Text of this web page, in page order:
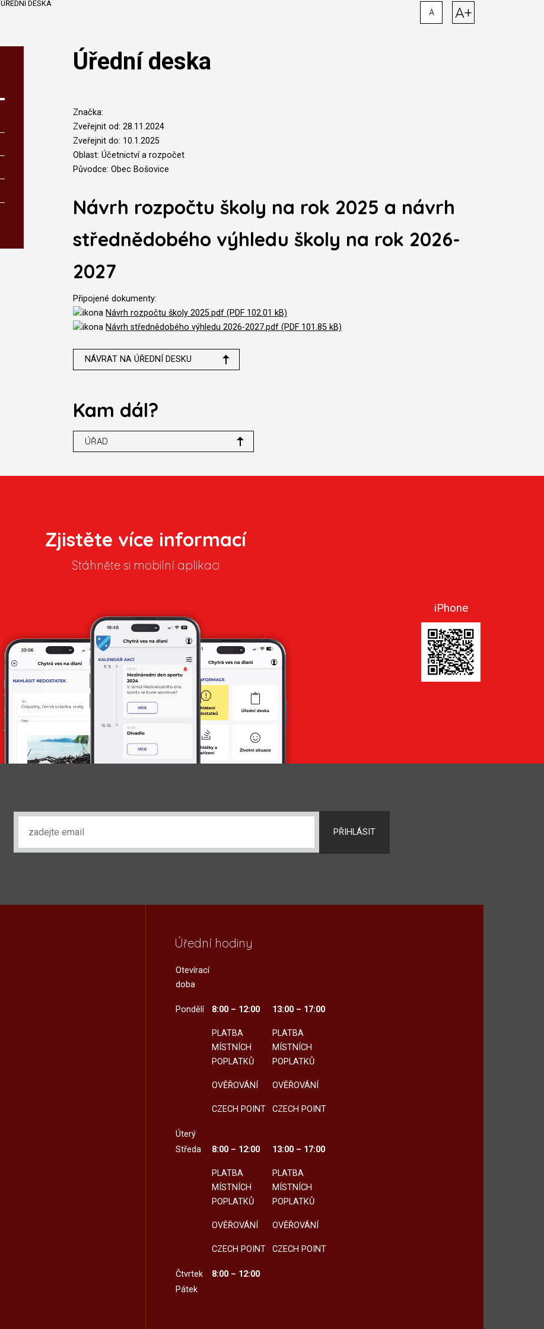
ÚŘEDNÍ DESKA
A A+
Úřední deska
Značka:
Zveřejnit od: 28.11.2024
Zveřejnit do: 10.1.2025
Oblast: Účetnictví a rozpočet
Původce: Obec Bošovice
Návrh rozpočtu školy na rok 2025 a návrh
střednědobého výhledu školy na rok 2026-
2027
Připojené dokumenty:
Návrh rozpočtu školy 2025.pdf (PDF 102.01 kB)
Návrh střednědobého výhledu 2026-2027.pdf (PDF 101.85 kB)
NÁVRAT NA ÚŘEDNÍ DESKU
Kam dál?
ÚŘAD
Zjistěte více informací
Stáhněte si mobilní aplikaci
iPhone
PŘIHLÁSIT
Úřední hodiny
Otevírací
doba
Pondělí 8:00 – 12:00
PLATBA
MÍSTNÍCH
POPLATKŮ
OVĚŘOVÁNÍ
CZECH POINT
13:00 – 17:00
PLATBA
MÍSTNÍCH
POPLATKŮ
OVĚŘOVÁNÍ
CZECH POINT
Úterý
Středa
8:00 – 12:00
PLATBA
MÍSTNÍCH
POPLATKŮ
OVĚŘOVÁNÍ
CZECH POINT
13:00 – 17:00
PLATBA
MÍSTNÍCH
POPLATKŮ
OVĚŘOVÁNÍ
CZECH POINT
Čtvrtek
8:00 – 12:00
Pátek